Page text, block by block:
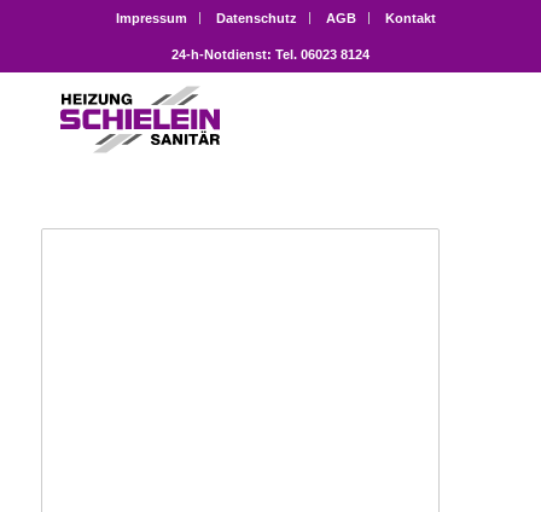
Impressum Datenschutz AGB Kontakt
24-h-Notdienst: Tel. 06023 8124